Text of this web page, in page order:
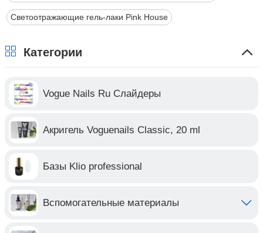
Светоотражающие гель-лаки Pink House
Категории
Vogue Nails Ru Слайдеры
Акригель Voguenails Classic, 20 ml
Базы Klio professional
Вспомогательные материалы